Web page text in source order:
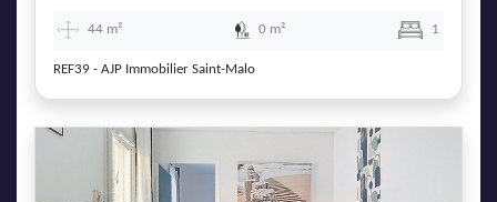
44 m² 0 m² 1
REF39 - AJP Immobilier Saint-Malo